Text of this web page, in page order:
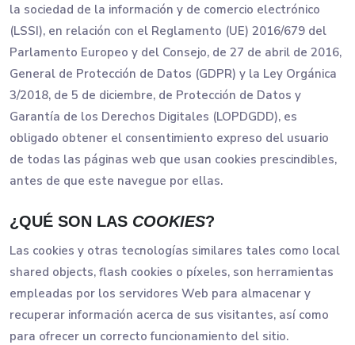
la sociedad de la información y de comercio electrónico
(LSSI), en relación con el Reglamento (UE) 2016/679 del
Parlamento Europeo y del Consejo, de 27 de abril de 2016,
General de Protección de Datos (GDPR) y la Ley Orgánica
3/2018, de 5 de diciembre, de Protección de Datos y
Garantía de los Derechos Digitales (LOPDGDD), es
obligado obtener el consentimiento expreso del usuario
de todas las páginas web que usan cookies prescindibles,
antes de que este navegue por ellas.
¿QUÉ SON LAS COOKIES?
Las cookies y otras tecnologías similares tales como local
shared objects, flash cookies o píxeles, son herramientas
empleadas por los servidores Web para almacenar y
recuperar información acerca de sus visitantes, así como
para ofrecer un correcto funcionamiento del sitio.